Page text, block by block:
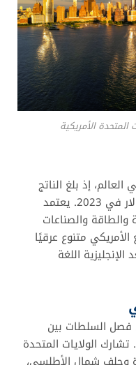
المتحدة الأمريكية
إذ بلغ الناتج
المحلي الإجمالي نحو 27 تريليون دولار في 2023. يعتمد
والطاقة والصناعات
الأمريكي متنوع عرقيًا
اللغة
فصل السلطات بين
الولايات المتحدة